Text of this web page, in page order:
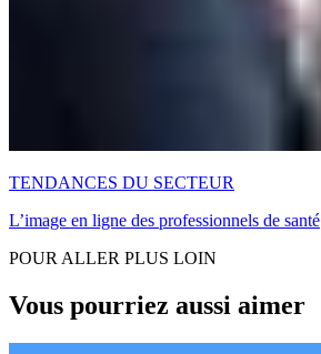
TENDANCES DU SECTEUR
L’image en ligne des professionnels de santé
POUR ALLER PLUS LOIN
Vous pourriez aussi aimer